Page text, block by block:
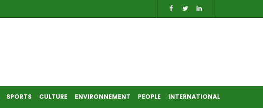
SPORTS CULTURE ENVIRONNEMENT PEOPLE INTERNATIONAL